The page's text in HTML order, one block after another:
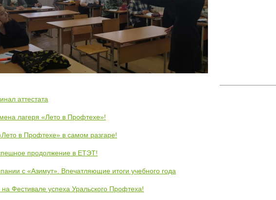
аттестата
лагеря «Лето в Профтехе»!
в Профтехе» в самом разгаре!
продолжение в ЕТЭТ!
с «Азимут». Впечатляющие итоги учебного года
Фестивале успеха Уральского Профтеха!